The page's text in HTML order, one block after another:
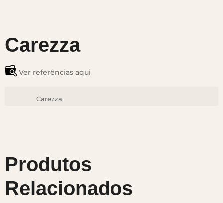
Carezza
Ver referências aqui
Carezza
Produtos
Relacionados